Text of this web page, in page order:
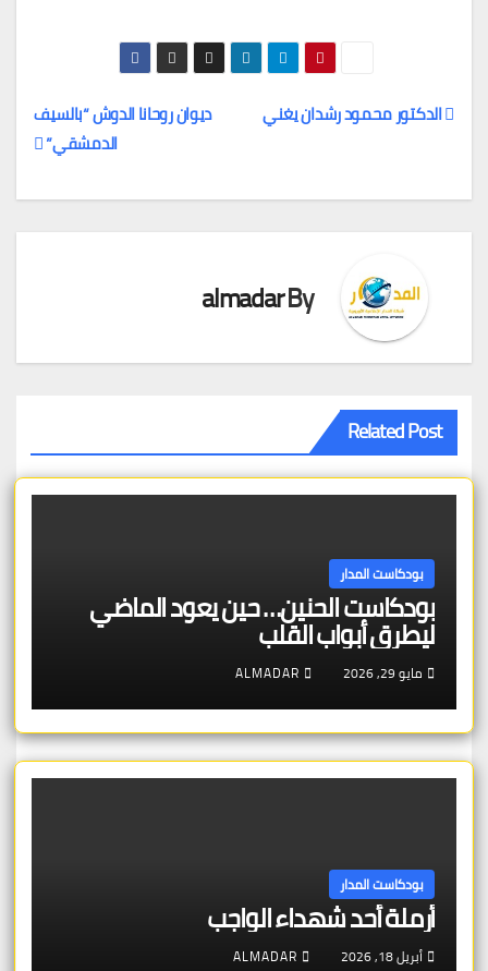
المقالات
ديوان روحانا الدوش “بالسيف
الدمشقي”
الدكتور محمود رشدان يغني
By
almadar
Related Post
بودكاست المدار
بودكاست الحنين… حين يعود الماضي
ليطرق أبواب القلب
مايو 29, 2026 ALMADAR
بودكاست المدار
أرملة أحد شهداء الواجب
أبريل 18, 2026 ALMADAR